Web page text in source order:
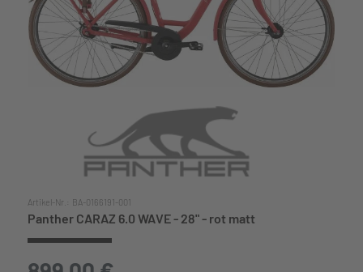
Artikel-Nr.: BA-0166191-001
Panther CARAZ 6.0 WAVE - 28" - rot matt